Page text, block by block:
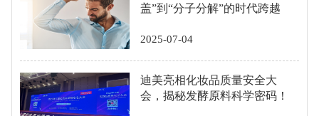
盖”到“分子分解”的时代跨越
2025-07-04
迪美亮相化妆品质量安全大
会，揭秘发酵原料科学密码！